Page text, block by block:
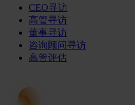
CEO寻访
高管寻访
董事寻访
咨询顾问寻访
高管评估